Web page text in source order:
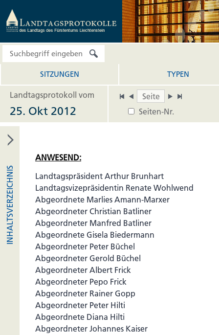
SITZUNGEN TYPEN
Landtagsprotokoll vom
Seiten-Nr.
25. Okt 2012
INHALTSVERZEICHNIS
ANWESEND:
Landtagspräsident Arthur Brunhart
Landtagsvizepräsidentin Renate Wohlwend
Abgeordnete Marlies Amann-Marxer
Abgeordneter Christian Batliner
Abgeordneter Manfred Batliner
Abgeordnete Gisela Biedermann
Abgeordneter Peter Büchel
Abgeordneter Gerold Büchel
Abgeordneter Albert Frick
Abgeordneter Pepo Frick
Abgeordneter Rainer Gopp
Abgeordneter Peter Hilti
Abgeordnete Diana Hilti
Abgeordneter Johannes Kaiser